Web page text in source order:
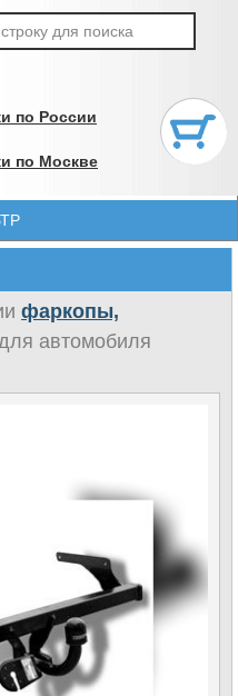
по России
по Москве
фаркопы,
автомобиля